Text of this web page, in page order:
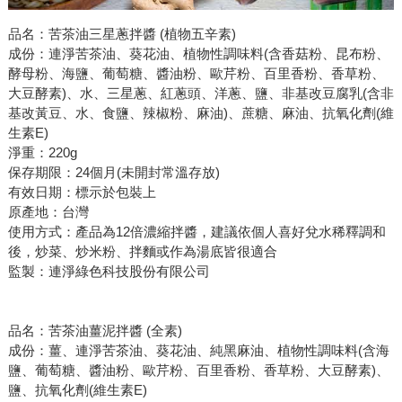
品名：苦茶油三星蔥拌醬 (植物五辛素)
成份：連淨苦茶油、葵花油、植物性調味料(含香菇粉、昆布粉、
酵母粉、海鹽、葡萄糖、醬油粉、歐芹粉、百里香粉、香草粉、
大豆酵素)、水、三星蔥、紅蔥頭、洋蔥、鹽、非基改豆腐乳(含非
基改黃豆、水、食鹽、辣椒粉、麻油)、蔗糖、麻油、抗氧化劑(維
生素E)
淨重：220g
保存期限：24個月(未開封常溫存放)
有效日期：標示於包裝上
原產地：台灣
使用方式：產品為12倍濃縮拌醬，建議依個人喜好兌水稀釋調和
後，炒菜、炒米粉、拌麵或作為湯底皆很適合
監製：連淨綠色科技股份有限公司
品名：苦茶油薑泥拌醬 (全素)
成份：薑、連淨苦茶油、葵花油、純黑麻油、植物性調味料(含海
鹽、葡萄糖、醬油粉、歐芹粉、百里香粉、香草粉、大豆酵素)、
鹽、抗氧化劑(維生素E)